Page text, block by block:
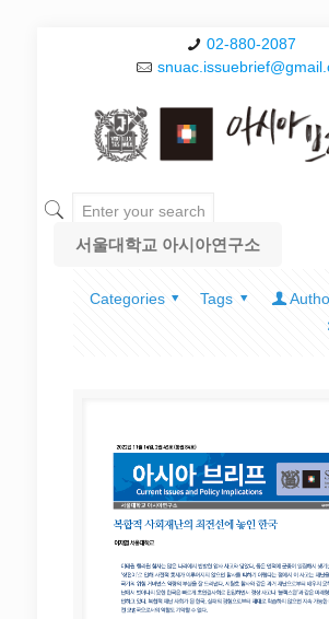
02-880-2087
서울대학교 아시아연구소
Categories Tags